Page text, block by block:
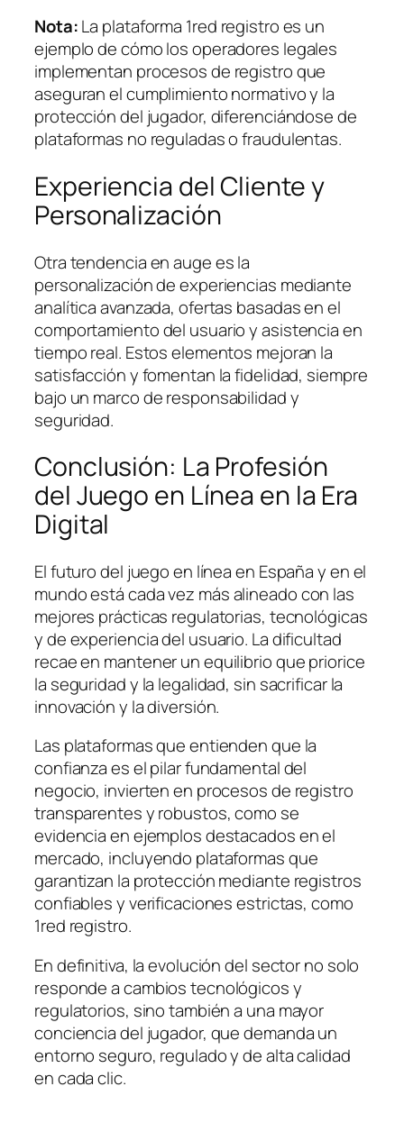
Nota:La plataforma 1red registro es un
ejemplo de cómo los operadores legales
implementan procesos de registro que
aseguran el cumplimiento normativo y la
protección del jugador, diferenciándose de
plataformas no reguladas o fraudulentas.
Experiencia del Cliente y
Personalización
Otra tendencia en auge es la
personalización de experiencias mediante
analítica avanzada, ofertas basadas en el
comportamiento del usuario y asistencia en
tiempo real. Estos elementos mejoran la
satisfacción y fomentan la fidelidad, siempre
bajo un marco de responsabilidad y
seguridad.
Conclusión: La Profesión
del Juego en Línea en la Era
Digital
El futuro del juego en línea en España y en el
mundo está cada vez más alineado con las
mejores prácticas regulatorias, tecnológicas
y de experiencia del usuario. La dificultad
recae en mantener un equilibrio que priorice
la seguridad y la legalidad, sin sacrificar la
innovación y la diversión.
Las plataformas que entienden que la
confianza es el pilar fundamental del
negocio, invierten en procesos de registro
transparentes y robustos, como se
evidencia en ejemplos destacados en el
mercado, incluyendo plataformas que
garantizan la protección mediante registros
confiables y verificaciones estrictas, como
1red registro.
En definitiva, la evolución del sector no solo
responde a cambios tecnológicos y
regulatorios, sino también a una mayor
conciencia del jugador, que demanda un
entorno seguro, regulado y de alta calidad
en cada clic.